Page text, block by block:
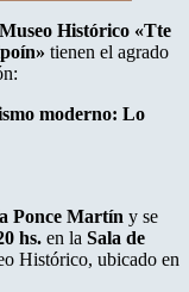
Museo Histórico «Tte
tienen el agrado
moderno: Lo
Ponce Martín y se
hs. en la Sala de
Histórico, ubicado en